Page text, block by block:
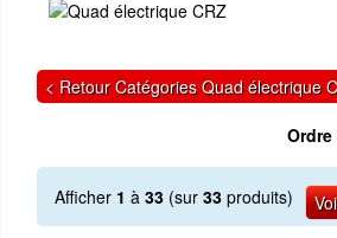
< Retour Catégories Quad électrique
Afficher 1 à 33 (sur 33 produits)